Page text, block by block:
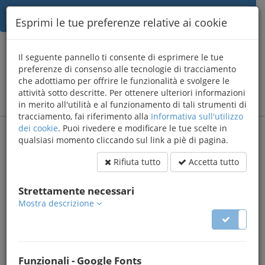
{AWB}
informatica
Sviluppo applicazioni web
menu
Il nostro
si fonda su alcunisolidipilastri...
Esprimi le tue preferenze relative ai cookie
Il seguente pannello ti consente di esprimere le tue
preferenze di consenso alle tecnologie di tracciamento
che adottiamo per offrire le funzionalità e svolgere le
attività sotto descritte. Per ottenere ulteriori informazioni
in merito all'utilità e al funzionamento di tali strumenti di
tracciamento, fai riferimento alla Informativa sull'utilizzo
dei cookie. Puoi rivedere e modificare le tue scelte in
qualsiasi momento cliccando sul link a piè di pagina.
Rifiuta tutto
Accetta tutto
Strettamente necessari
Mostra descrizione
Funzionali - Google Fonts